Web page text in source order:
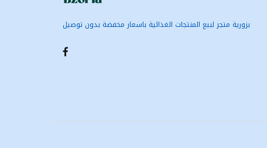
بزورية متجر لبيع المنتجات الغذائية باسعار مخفضة بدون توصيل